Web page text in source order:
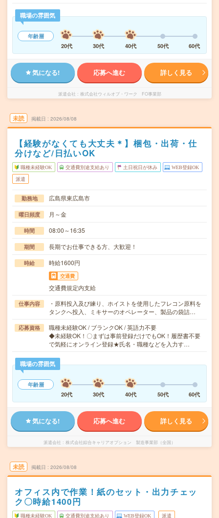
職場の雰囲気
年齢層
20代
30代 40代 50代 60代
気になる! 応募へ進む 詳しく見る
派遣会社 株式会社ウィルオブ・ワーク FO事業部
未読 掲載日 2026/08/08
【経験がなくても大丈夫＊】梱包・出荷・仕
分けなど/日払いOK
職種未経験OK 交通費別途支給あり 土日祝日が休み WEB登録OK
派遣
勤務地 広島県東広島市
曜日頻度 月～金
時間 08:00～16:35
期間 長期でお仕事できる方、大歓迎！
時給 時給1600円
交通費
交通費規定内支給
仕事内容
・原料投入及び練り、ホイストを使用したフレコン原料を
タンクへ投入、ミキサーのオペレーター、製品の袋詰…
応募資格
職種未経験OK / ブランクOK / 英語力不要
◆未経験OK！〇まずは事前登録だけでもOK！履歴書不要
で気軽にオンライン登録★氏名・職種などを入力す…
職場の雰囲気
年齢層
20代
30代 40代 50代 60代
気になる! 応募へ進む 詳しく見る
派遣会社 株式会社綜合キャリアオプション 製造事業部（全国）
未読 掲載日 2026/08/08
オフィス内で作業！紙のセット・出力チェッ
ク〇時給1400円
職種未経験OK 交通費別途支給あり WEB登録OK 派遣